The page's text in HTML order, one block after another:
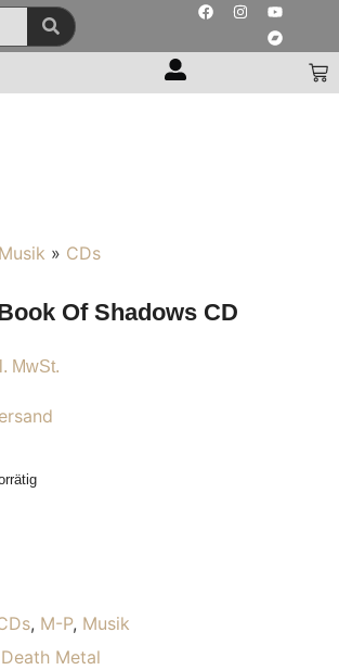
Musik » CDs
Of Shadows CD
MwSt.
, M-P, Musik
Death Metal